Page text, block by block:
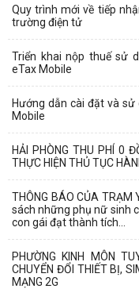
Quy trình mới về tiếp
trường điện tử
Triển khai nộp thuế sử
eTax Mobile
Hướng dẫn cài đặt và
Mobile
HẢI PHÒNG THU PHÍ 0
THỰC HIỆN THỦ TỤC
THÔNG BÁO CỦA TRẠM
sách những phụ nữ sinh
con gái đạt thành tích...
PHƯỜNG KINH MÔN
CHUYỂN ĐỔI THIẾT BỊ,
MẠNG 2G